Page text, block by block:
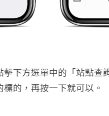
下方選單中的「站點查
的，再按一下就可以。